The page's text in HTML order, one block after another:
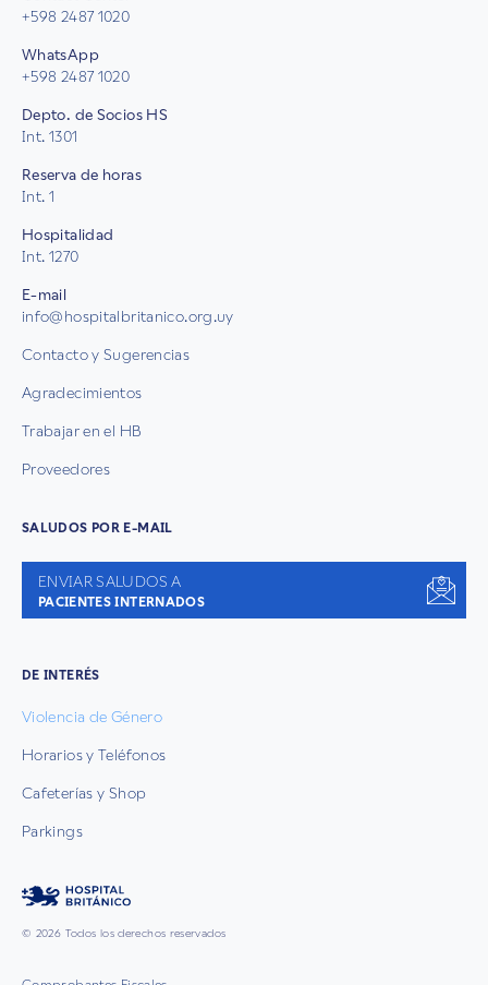
+598 2487 1020
WhatsApp
+598 2487 1020
Depto. de Socios HS
Int. 1301
Reserva de horas
Int. 1
Hospitalidad
Int. 1270
E-mail
info@hospitalbritanico.org.uy
Contacto y Sugerencias
Agradecimientos
Trabajar en el HB
Proveedores
SALUDOS POR E-MAIL
ENVIAR SALUDOS A
PACIENTES INTERNADOS
DE INTERÉS
Violencia de Género
Horarios y Teléfonos
Cafeterías y Shop
Parkings
© 2026 Todos los derechos reservados